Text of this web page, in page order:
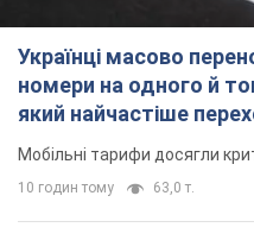
Українці масово
номери на одного й
який найчастіше
Мобільні тарифи досягли
10 годин тому 63,0 т.